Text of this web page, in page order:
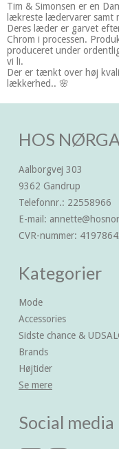
Tim & Simonsen er en
lækreste lædervarer samt
Deres læder er garvet
Chrom i processen.
produceret under
vi li.
Der er tænkt over høj
lækkerhed.. 🌸
HOS
Aalborgvej 303
9362 Gandrup
Telefonnr.: 22558966
E-mail :
CVR-nummer:
Kategorier
Mode
Accessories
Sidste chance &
Brands
Højtider
Se mere
Social media